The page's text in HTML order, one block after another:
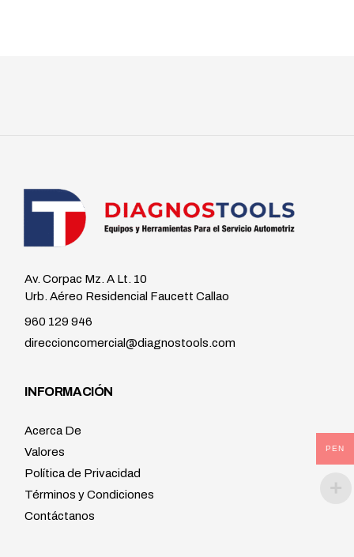
Av. Corpac Mz. A Lt. 10
Urb. Aéreo Residencial Faucett Callao
960 129 946
direccioncomercial@diagnostools.com
INFORMACIÓN
Acerca De
Valores
Política de Privacidad
Términos y Condiciones
Contáctanos
PEN